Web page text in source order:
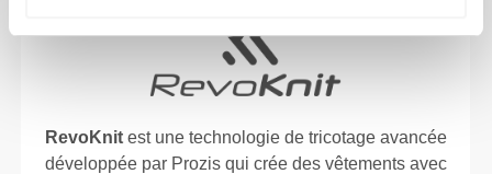
RevoKnitest une technologie de tricotage avancée
développée par Prozis qui crée des vêtements avec